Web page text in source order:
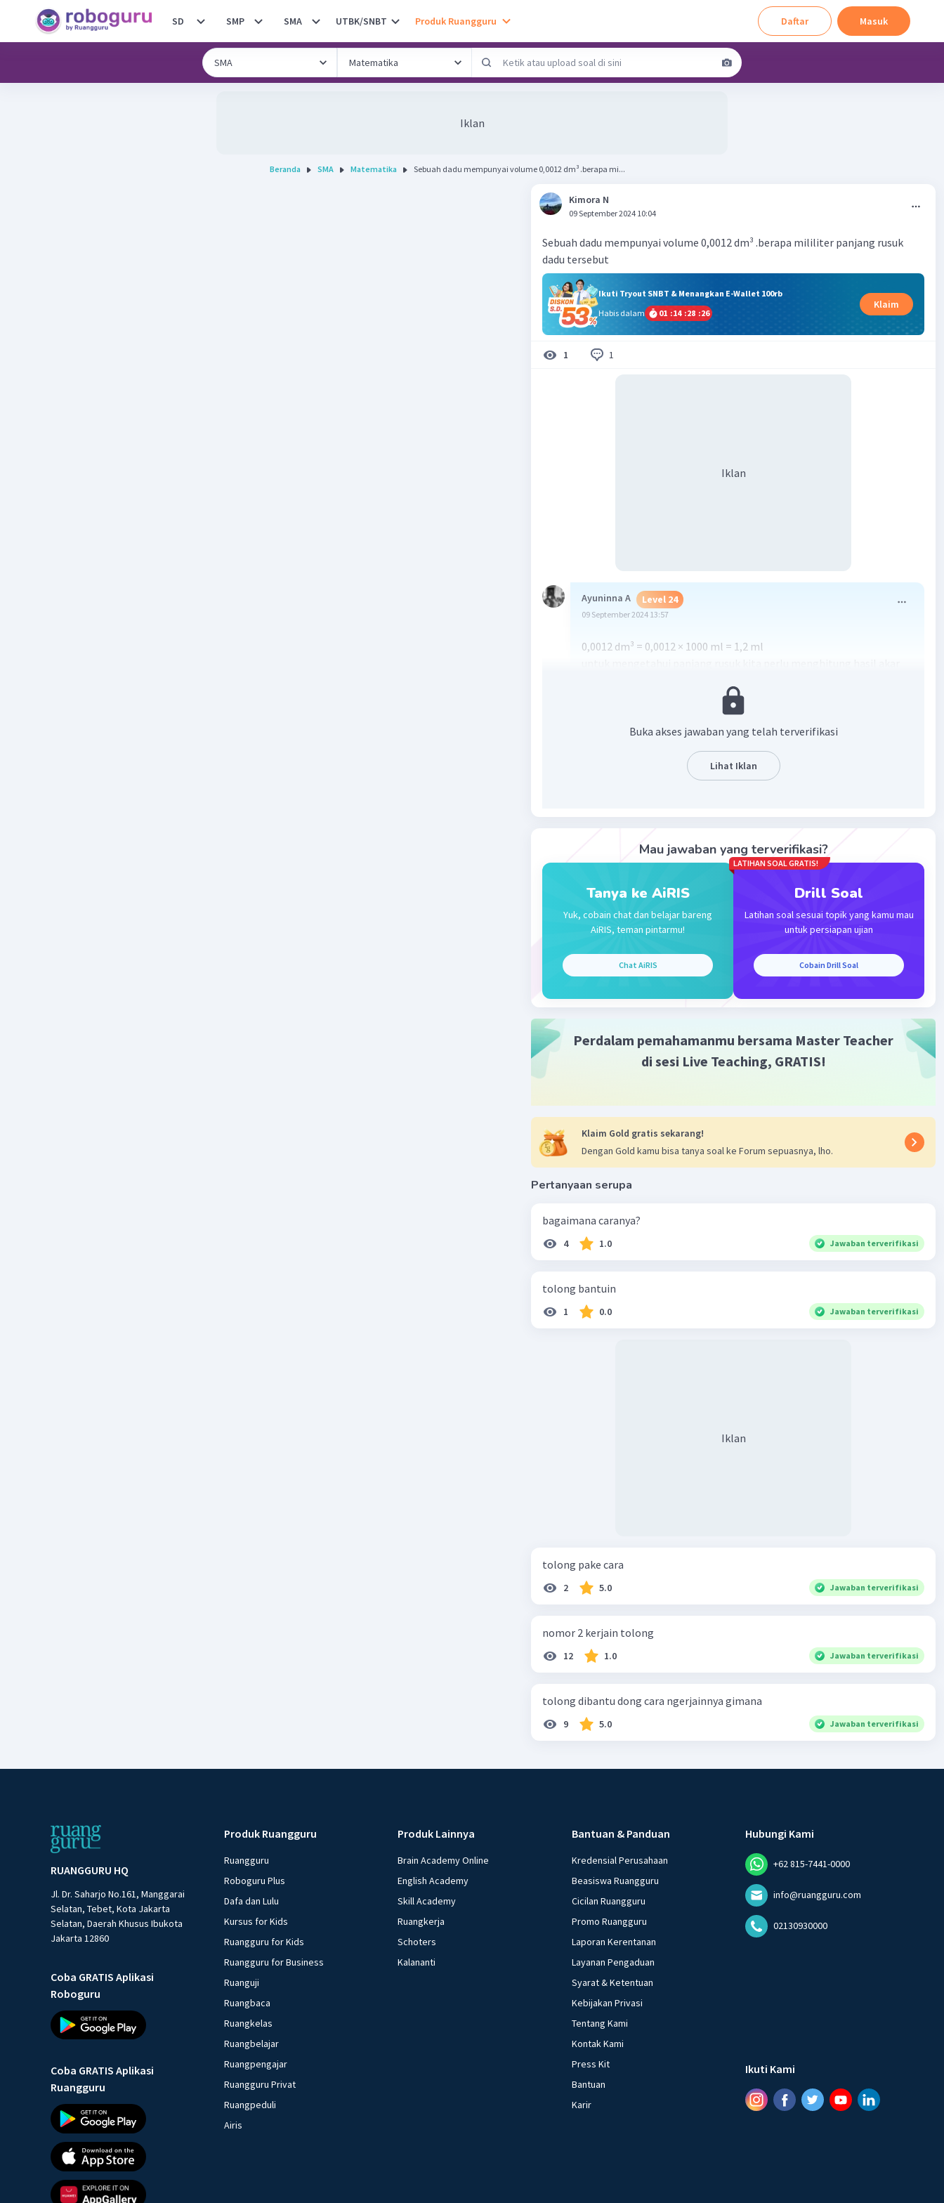
SD SMP SMA UTBK/SNBT Produk Ruangguru Daftar Masuk
Iklan
Beranda SMA Matematika Sebuah dadu mempunyai volume 0,0012 dm³ .berapa mi...
Kimora N
09 September 2024 10:04
Sebuah dadu mempunyai volume 0,0012 dm³ .berapa mililiter panjang rusuk
dadu tersebut
Ikuti Tryout SNBT & Menangkan E-Wallet 100rb
Habis dalam
01 :14 :28 :25
Klaim
1 1
Iklan
Ayuninna A Level 24
09 September 2024 13:57
0,0012 dm³ = 0,0012 × 1000 ml = 1,2 ml
jadi panjang rusuk dadu tersebut adalah 1,0627 milimeter
Balas
Iklan
Buka akses jawaban yang telah terverifikasi
Lihat Iklan
Mau jawaban yang terverifikasi?
Tanya ke AiRIS
Yuk, cobain chat dan belajar bareng
AiRIS, teman pintarmu!
Chat AiRIS
LATIHAN SOAL GRATIS!
Drill Soal
Latihan soal sesuai topik yang kamu mau
untuk persiapan ujian
Cobain Drill Soal
Perdalam pemahamanmu bersama Master Teacher
di sesi Live Teaching, GRATIS!
Klaim Gold gratis sekarang!
Dengan Gold kamu bisa tanya soal ke Forum sepuasnya, lho.
Pertanyaan serupa
bagaimana caranya?
4 1.0 Jawaban terverifikasi
tolong bantuin
1 0.0 Jawaban terverifikasi
Iklan
tolong pake cara
2 5.0 Jawaban terverifikasi
nomor 2 kerjain tolong
12 1.0 Jawaban terverifikasi
tolong dibantu dong cara ngerjainnya gimana
9 5.0 Jawaban terverifikasi
RUANGGURU HQ
Jl. Dr. Saharjo No.161, Manggarai
Selatan, Tebet, Kota Jakarta
Selatan, Daerah Khusus Ibukota
Jakarta 12860
Coba GRATIS Aplikasi
Roboguru
Coba GRATIS Aplikasi
Ruangguru
Produk Ruangguru
Ruangguru
Roboguru Plus
Dafa dan Lulu
Kursus for Kids
Ruangguru for Kids
Ruangguru for Business
Ruanguji
Ruangbaca
Ruangkelas
Ruangbelajar
Ruangpengajar
Ruangguru Privat
Ruangpeduli
Airis
Produk Lainnya
Brain Academy Online
English Academy
Skill Academy
Ruangkerja
Schoters
Kalananti
Bantuan & Panduan
Kredensial Perusahaan
Beasiswa Ruangguru
Cicilan Ruangguru
Promo Ruangguru
Laporan Kerentanan
Layanan Pengaduan
Syarat & Ketentuan
Kebijakan Privasi
Tentang Kami
Kontak Kami
Press Kit
Bantuan
Karir
Hubungi Kami
+62 815-7441-0000
info@ruangguru.com
02130930000
Ikuti Kami